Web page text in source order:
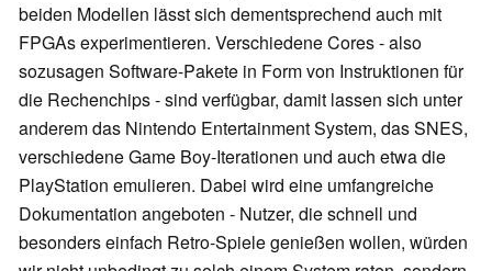
beiden Modellen lässt sich dementsprechend auch mit
FPGAs experimentieren. Verschiedene Cores - also
sozusagen Software-Pakete in Form von Instruktionen für
die Rechenchips - sind verfügbar, damit lassen sich unter
anderem das Nintendo Entertainment System, das SNES,
verschiedene Game Boy-Iterationen und auch etwa die
PlayStation emulieren. Dabei wird eine umfangreiche
Dokumentation angeboten - Nutzer, die schnell und
besonders einfach Retro-Spiele genießen wollen, würden